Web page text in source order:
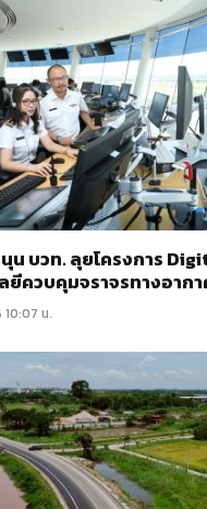
น บวท. ลุยโครงการ
ยีควบคุมจราจรทางอาก
น.